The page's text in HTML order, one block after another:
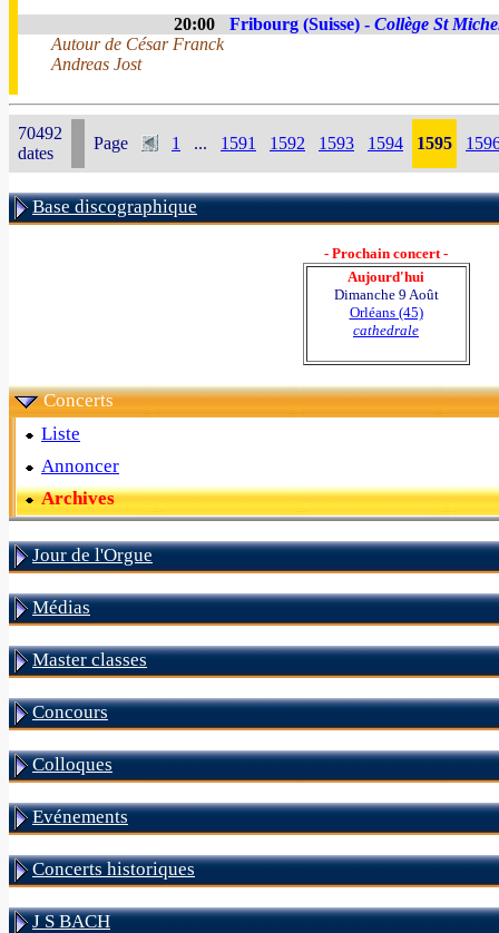
20:00 Fribourg (Suisse) - Collège St
Autour de César Franck
Andreas Jost
70492
dates
Page 1 ... 1591 1592 1593 1594 1595
Base discographique
- Prochain concert -
Aujourd'hui
Dimanche 9 Août
Orléans (45)
cathedrale
Concerts
Liste
Annoncer
Archives
Jour de l'Orgue
Médias
Master classes
Concours
Colloques
Evénements
Concerts historiques
J S BACH